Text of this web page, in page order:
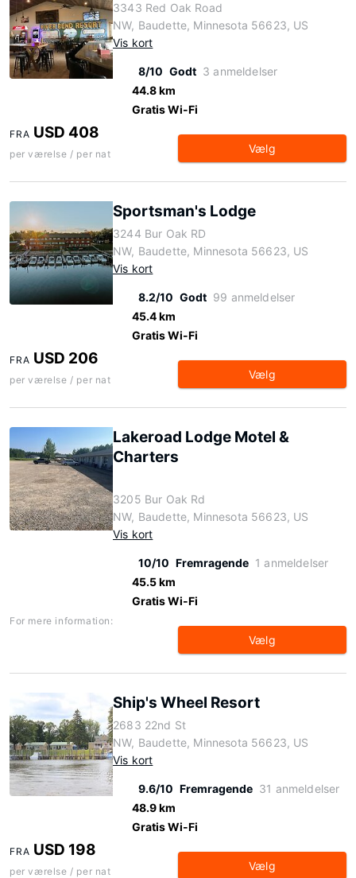
3343 Red Oak Road
NW, Baudette, Minnesota 56623, US
Vis kort
8/10 Godt 3 anmeldelser
44.8 km
Gratis Wi-Fi
FRA USD 408
per værelse / per nat Vælg
Sportsman's Lodge
3244 Bur Oak RD
NW, Baudette, Minnesota 56623, US
Vis kort
8.2/10 Godt 99 anmeldelser
45.4 km
Gratis Wi-Fi
FRA USD 206
per værelse / per nat Vælg
Lakeroad Lodge Motel &
Charters
3205 Bur Oak Rd
NW, Baudette, Minnesota 56623, US
Vis kort
10/10 Fremragende 1 anmeldelser
45.5 km
Gratis Wi-Fi
For mere information:
Vælg
Ship's Wheel Resort
2683 22nd St
NW, Baudette, Minnesota 56623, US
Vis kort
9.6/10 Fremragende 31 anmeldelser
48.9 km
Gratis Wi-Fi
FRA USD 198
per værelse / per nat Vælg